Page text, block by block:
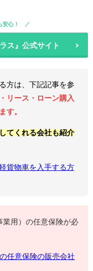
心！
ス』公式サイト
方は、下記記事を参
リース・ローン購入
す。
てくれる会社も紹介
貨物車を入手する方
業用）の任意保険が必
任意保険の販売会社